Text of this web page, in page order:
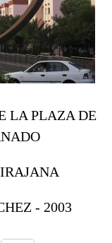
LA PLAZA DE
- 2003